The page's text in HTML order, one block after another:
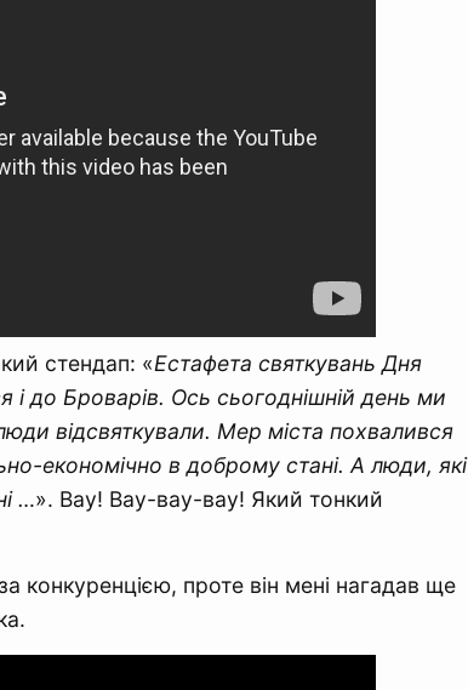
стендап: «Естафета святкувань Дня
до Броварів. Ось сьогоднішній день ми
відсвяткували. Мер міста похвалився
економічно в доброму стані. А люди, які
…». Вау! Вау-вау-вау! Який тонкий
конкуренцією, проте він мені нагадав ще